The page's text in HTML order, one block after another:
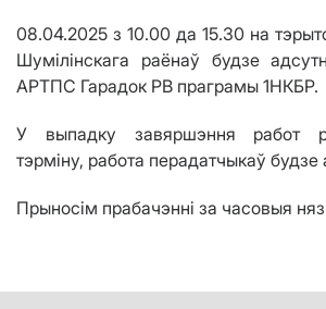
08.04.2025 з 10.00 да 15.30 на
Шумілінскага раёнаў будзе
АРТПС Гарадок РВ праграмы 1НКБР.
У выпадку завяршэння работ
тэрміну, работа перадатчыкаў будзе
Прыносім прабачэнні за часовыя